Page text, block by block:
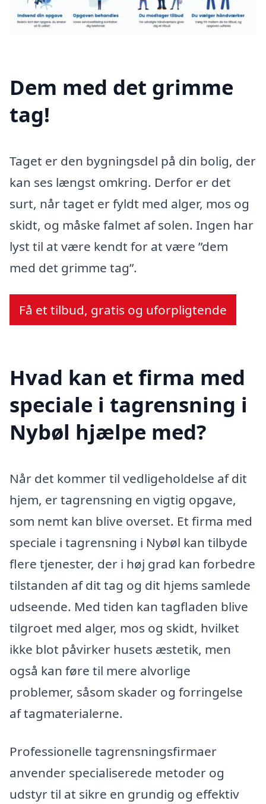
Dem med det grimme
tag!
Taget er den bygningsdel på din bolig, der
kan ses længst omkring. Derfor er det
surt, når taget er fyldt med alger, mos og
skidt, og måske falmet af solen. Ingen har
lyst til at være kendt for at være ”dem
med det grimme tag”.
Få et tilbud, gratis og uforpligtende
Hvad kan et firma med
speciale i tagrensning i
Nybøl hjælpe med?
Når det kommer til vedligeholdelse af dit
hjem, er tagrensning en vigtig opgave,
som nemt kan blive overset. Et firma med
speciale i tagrensning i Nybøl kan tilbyde
flere tjenester, der i høj grad kan forbedre
tilstanden af dit tag og dit hjems samlede
udseende. Med tiden kan tagfladen blive
tilgroet med alger, mos og skidt, hvilket
ikke blot påvirker husets æstetik, men
også kan føre til mere alvorlige
problemer, såsom skader og forringelse
af tagmaterialerne.
Professionelle tagrensningsfirmaer
anvender specialiserede metoder og
udstyr til at sikre en grundig og effektiv